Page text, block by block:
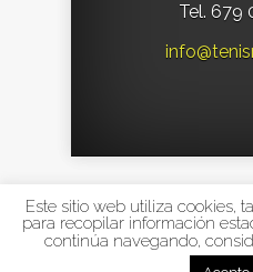
Tel. 679
Designed byElegant
Este sitio web utiliza cookies,
para recopilar información
continúa navegando,